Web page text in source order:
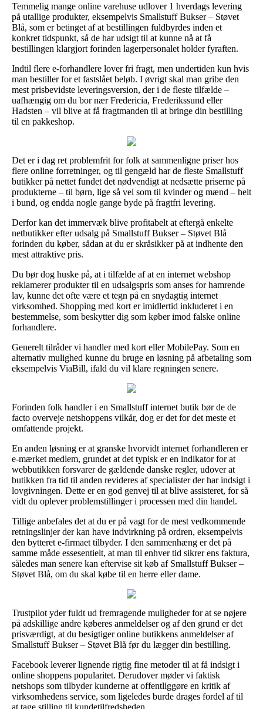
Temmelig mange online varehuse udlover 1 hverdags levering
på utallige produkter, eksempelvis Smallstuff Bukser – Støvet
Blå, som er betinget af at bestillingen fuldbyrdes inden et
konkret tidspunkt, så de har udsigt til at kunne nå at få
bestillingen klargjort forinden lagerpersonalet holder fyraften.
Indtil flere e-forhandlere lover fri fragt, men undertiden kun hvis
man bestiller for et fastslået beløb. I øvrigt skal man gribe den
mest prisbevidste leveringsversion, der i de fleste tilfælde –
uafhængig om du bor nær Fredericia, Frederikssund eller
Hadsten – vil blive at få fragtmanden til at bringe din bestilling
til en pakkeshop.
Det er i dag ret problemfrit for folk at sammenligne priser hos
flere online forretninger, og til gengæld har de fleste Smallstuff
butikker på nettet fundet det nødvendigt at nedsætte priserne på
produkterne – til børn, lige så vel som til kvinder og mænd – helt
i bund, og endda nogle gange byde på fragtfri levering.
Derfor kan det immervæk blive profitabelt at eftergå enkelte
netbutikker efter udsalg på Smallstuff Bukser – Støvet Blå
forinden du køber, sådan at du er skråsikker på at indhente den
mest attraktive pris.
Du bør dog huske på, at i tilfælde af at en internet webshop
reklamerer produkter til en udsalgspris som anses for hamrende
lav, kunne det ofte være et tegn på en snydagtig internet
virksomhed. Shopping med kort er imidlertid inkluderet i en
bestemmelse, som beskytter dig som køber imod falske online
forhandlere.
Generelt tilråder vi handler med kort eller MobilePay. Som en
alternativ mulighed kunne du bruge en løsning på afbetaling som
eksempelvis ViaBill, ifald du vil klare regningen senere.
Forinden folk handler i en Smallstuff internet butik bør de de
facto overveje netshoppens vilkår, dog er det for det meste et
omfattende projekt.
En anden løsning er at granske hvorvidt internet forhandleren er
e-mærket medlem, grundet at det typisk er en indikator for at
webbutikken forsvarer de gældende danske regler, udover at
butikken fra tid til anden revideres af specialister der har indsigt i
lovgivningen. Dette er en god genvej til at blive assisteret, for så
vidt du oplever problemstillinger i processen med din handel.
Tillige anbefales det at du er på vagt for de mest vedkommende
retningslinjer der kan have indvirkning på ordren, eksempelvis
den bytteret e-firmaet tilbyder. I den sammenhæng er det på
samme måde essesentielt, at man til enhver tid sikrer ens faktura,
således man senere kan eftervise sit køb af Smallstuff Bukser –
Støvet Blå, om du skal købe til en herre eller dame.
Trustpilot yder fuldt ud fremragende muligheder for at se nøjere
på adskillige andre køberes anmeldelser og af den grund er det
prisværdigt, at du besigtiger online butikkens anmeldelser af
Smallstuff Bukser – Støvet Blå før du lægger din bestilling.
Facebook leverer lignende rigtig fine metoder til at få indsigt i
online shoppens popularitet. Derudover møder vi faktisk
netshops som tilbyder kunderne at offentliggøre en kritik af
virksomhedens service, som ligeledes burde drages fordel af til
at tage stilling til kundetilfredsheden.